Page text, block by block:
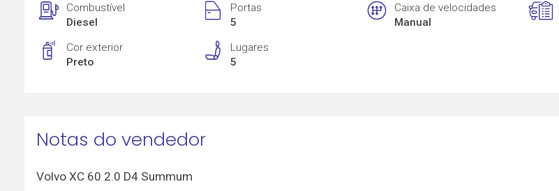
Combustível
Diesel
Portas
5
Caixa de velocidades
Manual
Cor exterior
Preto
Lugares
5
Notas do vendedor
Volvo XC 60 2.0 D4 Summum